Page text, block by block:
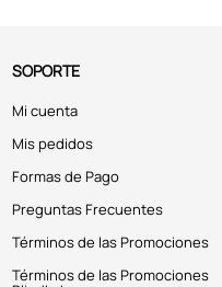
SOPORTE
Mi cuenta
Mis pedidos
Formas de Pago
Preguntas Frecuentes
Términos de las Promociones
Términos de las Promociones